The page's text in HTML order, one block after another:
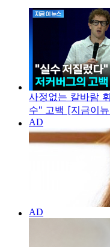
사정없는 칼바람
수" 고백 [지금이